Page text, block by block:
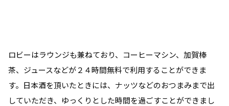
ロビーはラウンジも兼ねており、コーヒーマシン、加賀棒
茶、ジュースなどが２４時間無料で利用することができま
す。日本酒を頂いたときには、ナッツなどのおつまみまで出
していただき、ゆっくりとした時間を過ごすことができまし